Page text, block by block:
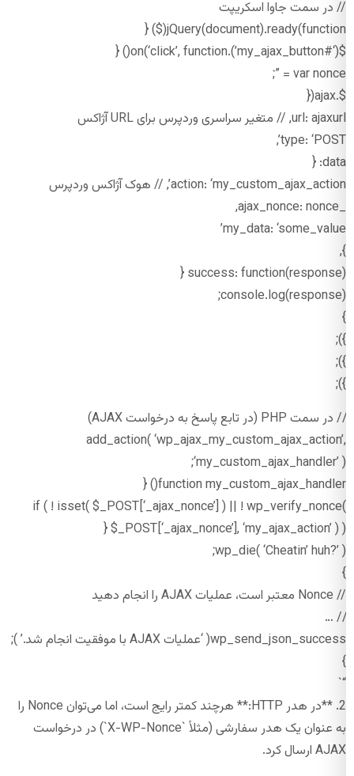
// در سمت جاوا اسکریپت
jQuery(document).ready(function($) {
$(‘#my_ajax_button’).on(‘click’, function() {
var nonce = ”;
$.ajax({
url: ajaxurl, // متغیر سراسری وردپرس برای URL آژاکس
type: ‘POST’,
data: {
action: ‘my_custom_ajax_action’, // هوک آژاکس وردپرس
_ajax_nonce: nonce,
my_data: ‘some_value’
},
success: function(response) {
console.log(response);
}
});
});
});
// در سمت PHP (در تابع پاسخ به درخواست AJAX)
add_action( ‘wp_ajax_my_custom_ajax_action’,
‘my_custom_ajax_handler’ );
function my_custom_ajax_handler() {
if ( ! isset( $_POST[‘_ajax_nonce’] ) || ! wp_verify_nonce(
$_POST[‘_ajax_nonce’], ‘my_ajax_action’ ) ) {
wp_die( ‘Cheatin’ huh?’ );
}
// Nonce معتبر است، عملیات AJAX را انجام دهید
// …
wp_send_json_success( ‘عملیات AJAX با موفقیت انجام شد.’ );
}
“`
2. **در هدر HTTP:** هرچند کمتر رایج است، اما می‌توان Nonce را
به عنوان یک هدر سفارشی (مثلاً `X-WP-Nonce`) در درخواست
AJAX ارسال کرد.